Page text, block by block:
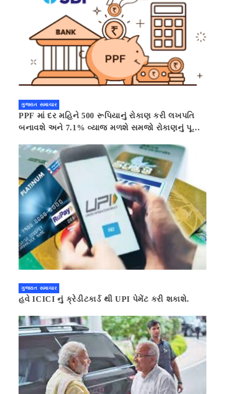
ગુજરાત સમાચાર
PPF માં દર મહિને 500 રૂપિયાનું રોકાણ કરી લખપતિ
બનાવશે અને 7.1% વ્યાજ મળશે સમજો રોકાણનું પૂરું
ગુજરાત સમાચાર
હવે ICICI નું ક્રેડીટકાર્ડ થી UPI પેમેંટ કરી શકાશે.